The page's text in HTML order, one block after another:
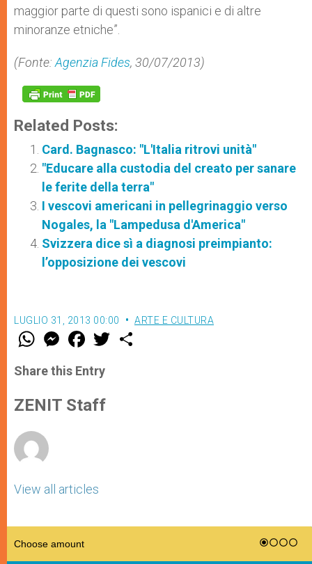
maggior parte di questi sono ispanici e di altre
minoranze etniche”.
(Fonte: Agenzia Fides, 30/07/2013)
Related Posts:
Card. Bagnasco: "L'Italia ritrovi unità"
"Educare alla custodia del creato per sanare
le ferite della terra"
I vescovi americani in pellegrinaggio verso
Nogales, la "Lampedusa d'America"
Svizzera dice sì a diagnosi preimpianto:
l’opposizione dei vescovi
LUGLIO 31, 2013 00:00 ARTE E CULTURA
W
t
s
p
p
M
e
s
e
g
e
F
a
e
b
o
k
w
Share this Entry
ZENIT Staff
View all articles